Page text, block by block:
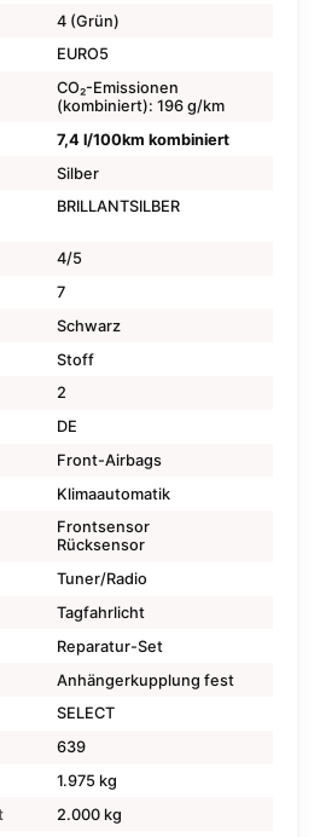
4 (Grün)
EURO5
CO₂-Emissionen
(kombiniert): 196 g/km
7,4 l/100km kombiniert
Silber
BRILLANTSILBER
4/5
7
Schwarz
Stoff
2
DE
Front-Airbags
Klimaautomatik
Frontsensor
Rücksensor
Tuner/Radio
Tagfahrlicht
Reparatur-Set
Anhängerkupplung fest
SELECT
639
1.975 kg
2.000 kg